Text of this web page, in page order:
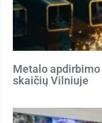
Metalo
skaičių Vilniuje